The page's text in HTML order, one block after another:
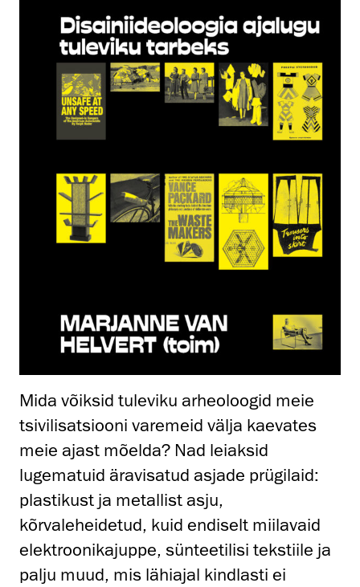
Mida võiksid tuleviku arheoloogid meie
tsivilisatsiooni varemeid välja kaevates
meie ajast mõelda? Nad leiaksid
lugematuid äravisatud asjade prügilaid:
plastikust ja metallist asju,
kõrvaleheidetud, kuid endiselt miilavaid
elektroonikajuppe, sünteetilisi tekstiile ja
palju muud, mis lähiajal kindlasti ei